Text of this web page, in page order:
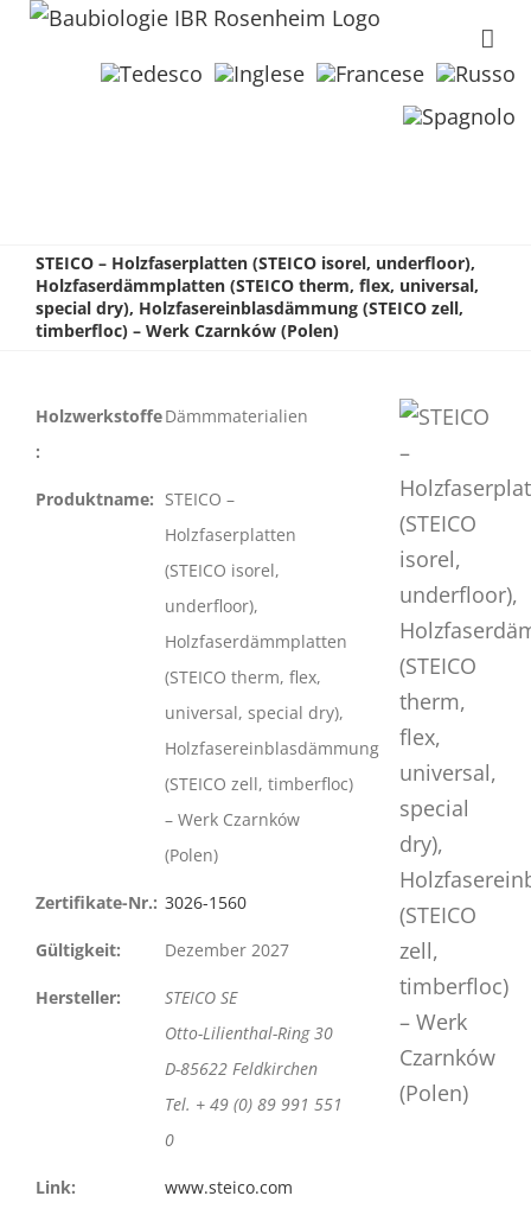
STEICO – Holzfaserplatten (STEICO isorel, underfloor),
Holzfaserdämmplatten (STEICO therm, flex, universal,
special dry), Holzfasereinblasdämmung (STEICO zell,
timberfloc) – Werk Czarnków (Polen)
Holzwerkstoffe
:
Dämmmaterialien
Produktname: STEICO –
Holzfaserplatten
(STEICO isorel,
underfloor),
Holzfaserdämmplatten
(STEICO therm, flex,
universal, special dry),
Holzfasereinblasdämmung
(STEICO zell, timberfloc)
– Werk Czarnków
(Polen)
Zertifikate-Nr.: 3026-1560
Gültigkeit: Dezember 2027
Hersteller:
STEICO SE
Otto-Lilienthal-Ring 30
D-85622 Feldkirchen
Tel. + 49 (0) 89 991 551
0
Link:
www.steico.com